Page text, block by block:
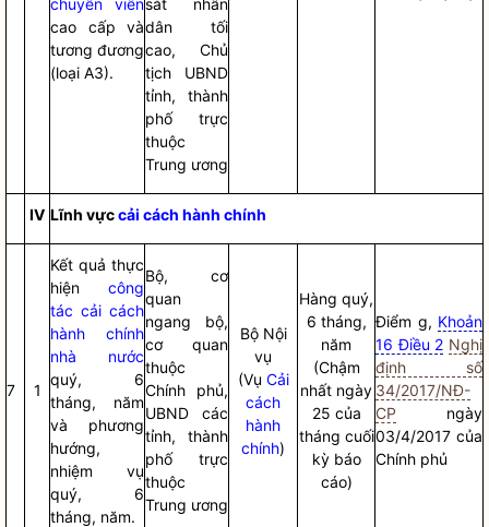
chuyên viên
cao cấp và
tương đương
(loại A3).
sát nhân
dân tối
cao, Chủ
tịch UBND
tỉnh, thành
phố trực
thuộc
Trung ương
IV Lĩnh vựccải cách hành chính
7 1
Kết quả thực
hiện công
tác cải cách
hành chính
nhà nước
quý, 6
tháng, năm
và phương
hướng,
nhiệm vụ
quý, 6
tháng, năm.
Bộ, cơ
quan
ngang bộ,
cơ quan
thuộc
Chính phủ,
UBND các
tỉnh, thành
phố trực
thuộc
Trung ương
Bộ Nội
vụ
(Vụ Cải
cách
hành
chính)
Hàng quý,
6 tháng,
năm
(Chậm
nhất ngày
25 của
tháng cuối
kỳ báo
cáo)
Điểm g, Khoản
16 Điều 2 Nghị
định số
34/2017/NĐ-
CP ngày
03/4/2017 của
Chính phủ